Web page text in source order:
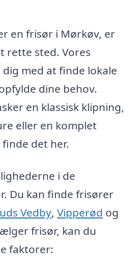
en frisør i Mørkøv, er
rette sted. Vores
med at finde lokale
dine behov.
en klassisk klipning,
eller en komplet
det her.
i de
Du kan finde frisører
Vedby, Vipperød og
frisør, kan du
faktorer: